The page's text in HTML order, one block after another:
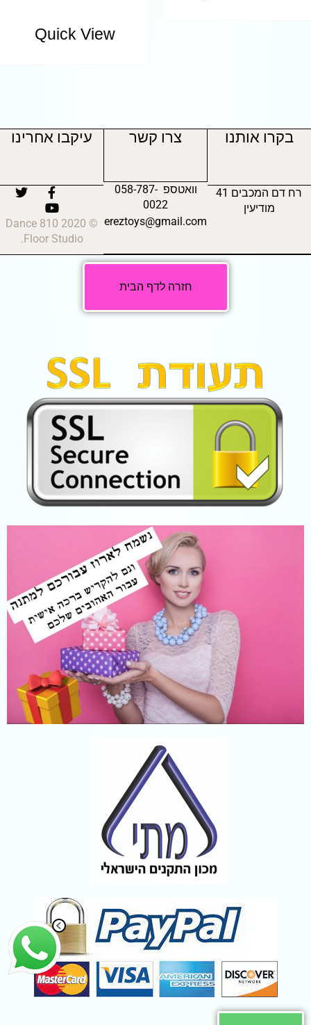
Quick View
בקרו אותנו
רח דם המכבים 41
מודיעין
צרו קשר
וואטספ 058-787-
0022
ereztoys@gmail.com
עיקבו אחרינו
© 2020 810 Dance
Floor Studio.
חזרה לדף הבית